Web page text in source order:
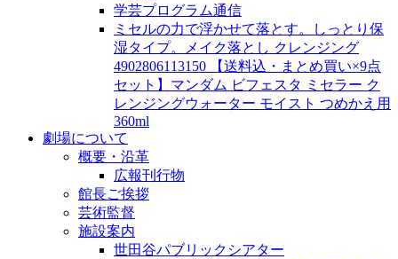
学芸プログラム通信
ミセルの力で浮かせて落とす。しっとり保
湿タイプ。メイク落とし クレンジング
4902806113150 【送料込・まとめ買い×9点
セット】マンダム ビフェスタ ミセラー ク
レンジングウォーター モイスト つめかえ用
360ml
劇場について
概要・沿革
広報刊行物
館長ご挨拶
芸術監督
施設案内
世田谷パブリックシアター